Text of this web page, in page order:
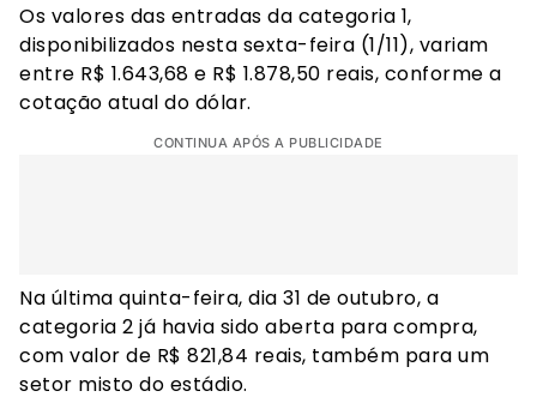
Os valores das entradas da categoria 1,
disponibilizados nesta sexta-feira (1/11), variam
entre R$ 1.643,68 e R$ 1.878,50 reais, conforme a
cotação atual do dólar.
CONTINUA APÓS A PUBLICIDADE
Na última quinta-feira, dia 31 de outubro, a
categoria 2 já havia sido aberta para compra,
com valor de R$ 821,84 reais, também para um
setor misto do estádio.